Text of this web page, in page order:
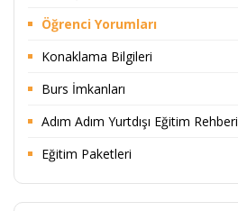
Öğrenci Yorumları
Konaklama Bilgileri
Burs İmkanları
Adım Adım Yurtdışı Eğitim Rehberi
Eğitim Paketleri